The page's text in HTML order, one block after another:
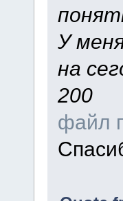
У
на
200
файл